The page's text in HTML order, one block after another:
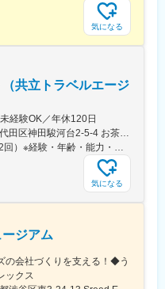
正門前駅、布田駅、和泉多摩川
、伊勢佐木長者町駅、センタ
名駅(相鉄・小田急)、本川越
毛駅、本八幡駅(都営線)、京成
駅、工機前駅、桐生駅、仙台
南富山駅前駅、市役所前駅(長
、天王寺駅、宮之阪駅、神戸
、垂水駅、京都市役所前駅、四
山駅、岡山駅前駅、紙屋町西
案橋駅、熊本城・市役所前駅、
阪梅田駅(阪神線)、天神駅、久
大塚駅、東北沢駅、松原駅(東
新田駅、飛鳥山駅、西日暮里
、豊島園駅(西武線)、立川南
田急多摩センター駅、馬車道
、梶が谷駅、栄町駅(千葉県)、
気になる
共立トラベルエージ
経験OK／年休120日
気になる
ジアム
の会社づくりを支える！◆う
ックス